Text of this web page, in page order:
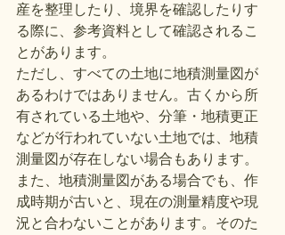
産を整理したり、境界を確認したりす
る際に、参考資料として確認されるこ
とがあります。
ただし、すべての土地に地積測量図が
あるわけではありません。古くから所
有されている土地や、分筆・地積更正
などが行われていない土地では、地積
測量図が存在しない場合もあります。
また、地積測量図がある場合でも、作
成時期が古いと、現在の測量精度や現
況と合わないことがあります。そのた